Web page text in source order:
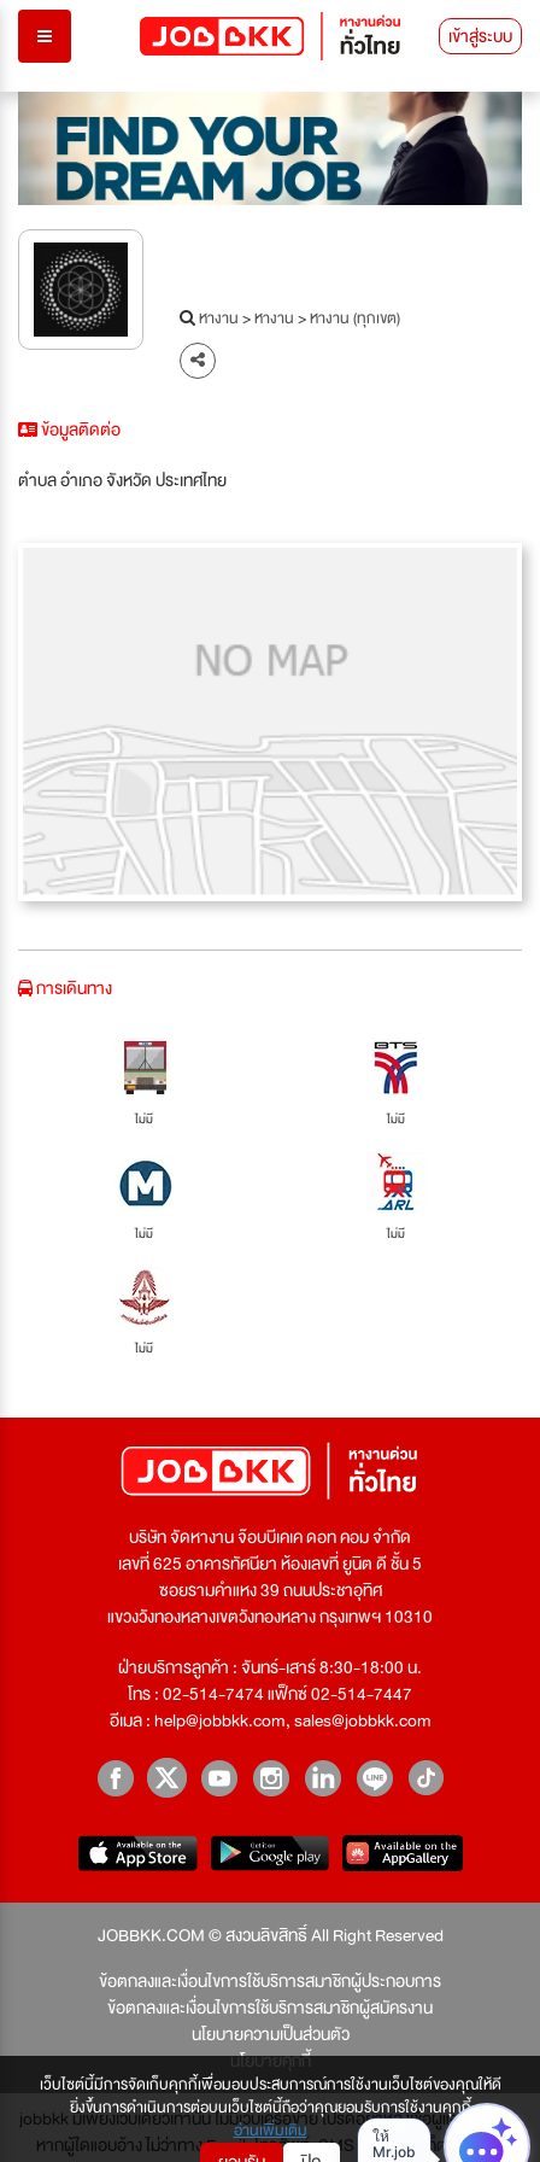
เข้าสู่ระบบ
เว็บไซต์นี้มีการจัดเก็บคุกกี้เพื่อมอบประสบการณ์การใช้งานเว็บไซต์ของคุณให้ดี
ยิ่งขึ้นการดำเนินการต่อบนเว็บไซต์นี้ถือว่าคุณยอมรับการใช้งานคุกกี้
อ่านเพิ่มเติม
หางาน>หางาน>หางาน (ทุกเขต)
ข้อมูลติดต่อ
ตำบล อำเภอ จังหวัด ประเทศไทย
การเดินทาง
ไม่มี ไม่มี
ไม่มี ไม่มี
ไม่มี
บริษัท จัดหางาน จ๊อบบีเคเค ดอท คอม จำกัด
เลขที่ 625 อาคารทัศนียา ห้องเลขที่ ยูนิต ดี ชั้น 5
ซอยรามคำแหง 39 ถนนประชาอุทิศ
แขวงวังทองหลางเขตวังทองหลาง กรุงเทพฯ 10310
ฝ่ายบริการลูกค้า : จันทร์-เสาร์ 8:30-18:00 น.
โทร : 02-514-7474 แฟ็กซ์ 02-514-7447
อีเมล :help@jobbkk.com,sales@jobbkk.com
JOBBKK.COM © สงวนลิขสิทธิ์ All Right Reserved
ข้อตกลงและเงื่อนไขการใช้บริการสมาชิกผู้ประกอบการ
ข้อตกลงและเงื่อนไขการใช้บริการสมาชิกผู้สมัครงาน
นโยบายความเป็นส่วนตัว
นโยบายคุกกี้
jobbkk มีเพียงเว็บเดียวเท่านั้น ไม่มีเว็บเครือข่าย โปรดอย่าหลงเชื่อผู้แอบอ้าง และ
หากผู้ใดแอบอ้าง ไม่ว่าทาง Email, โทรศัพท์, SMS หรือทางใดก็ตาม จะถูก